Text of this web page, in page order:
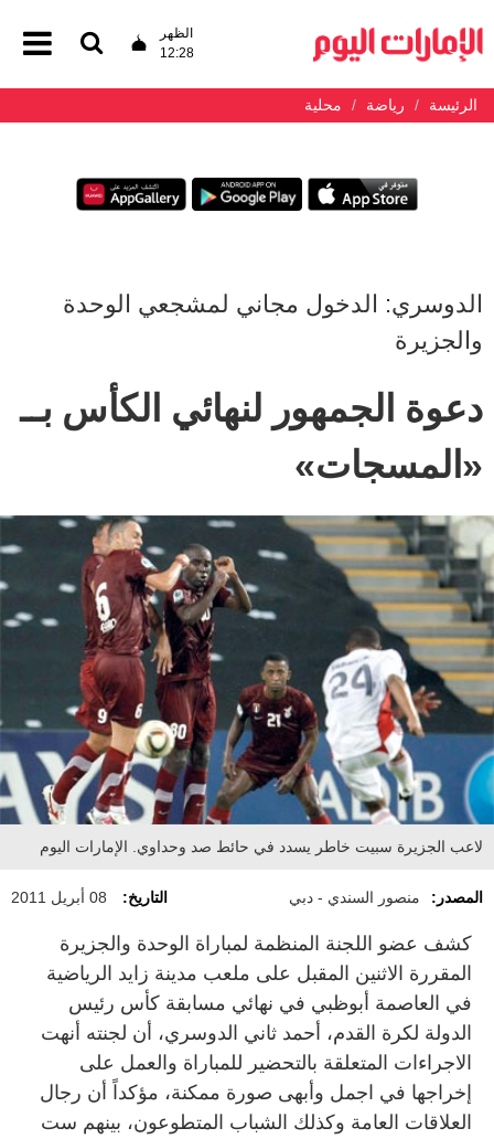
الظهر
12:28
الرئيسة رياضة محلية
الدوسري: الدخول مجاني لمشجعي الوحدة
والجزيرة
دعوة الجمهور لنهائي الكأس بــ
«المسجات»
لاعب الجزيرة سبيت خاطر يسدد في حائط صد وحداوي. الإمارات اليوم
المصدر: منصور السندي - دبي التاريخ: 08 أبريل 2011
كشف عضو اللجنة المنظمة لمباراة الوحدة والجزيرة
المقررة الاثنين المقبل على ملعب مدينة زايد الرياضية
في العاصمة أبوظبي في نهائي مسابقة كأس رئيس
الدولة لكرة القدم، أحمد ثاني الدوسري، أن لجنته أنهت
الاجراءات المتعلقة بالتحضير للمباراة والعمل على
إخراجها في اجمل وأبهى صورة ممكنة، مؤكداً أن رجال
العلاقات العامة وكذلك الشباب المتطوعون، بينهم ست